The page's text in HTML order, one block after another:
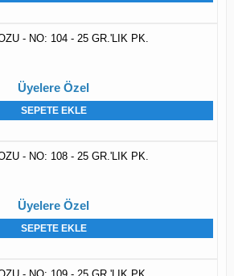
- NO: 104 - 25 GR.'LIK PK.
Üyelere Özel
SEPETE EKLE
- NO: 108 - 25 GR.'LIK PK.
Üyelere Özel
SEPETE EKLE